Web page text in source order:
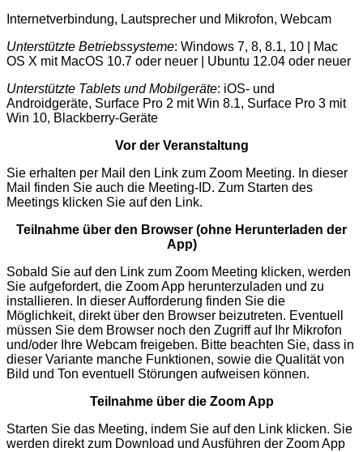
Internetverbindung, Lautsprecher und Mikrofon, Webcam
Unterstützte Betriebssysteme: Windows 7, 8, 8.1, 10 | Mac
OS X mit MacOS 10.7 oder neuer | Ubuntu 12.04 oder neuer
Unterstützte Tablets und Mobilgeräte: iOS- und
Androidgeräte, Surface Pro 2 mit Win 8.1, Surface Pro 3 mit
Win 10, Blackberry-Geräte
Vor der Veranstaltung
Sie erhalten per Mail den Link zum Zoom Meeting. In dieser
Mail finden Sie auch die Meeting-ID. Zum Starten des
Meetings klicken Sie auf den Link.
Teilnahme über den Browser (ohne Herunterladen der
App)
Sobald Sie auf den Link zum Zoom Meeting klicken, werden
Sie aufgefordert, die Zoom App herunterzuladen und zu
installieren. In dieser Aufforderung finden Sie die
Möglichkeit, direkt über den Browser beizutreten. Eventuell
müssen Sie dem Browser noch den Zugriff auf Ihr Mikrofon
und/oder Ihre Webcam freigeben. Bitte beachten Sie, dass in
dieser Variante manche Funktionen, sowie die Qualität von
Bild und Ton eventuell Störungen aufweisen können.
Teilnahme über die Zoom App
Starten Sie das Meeting, indem Sie auf den Link klicken. Sie
werden direkt zum Download und Ausführen der Zoom App